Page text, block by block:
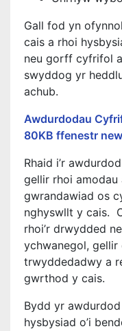
Gall fod yn
cais a rhoi
neu gorff cyfrifol
swyddog yr
achub.
Awdurdodau
80KB ffenestr
Rhaid i’r
gellir rhoi
gwrandawiad os
nghyswllt y cais.
rhoi’r drwydded
ychwanegol, gellir
trwyddedadwy a
gwrthod y cais.
Bydd yr
hysbysiad o’i